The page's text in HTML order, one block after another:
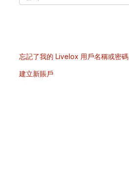
忘記了我的 Livelox 用戶名稱或密碼
建立新賬戶